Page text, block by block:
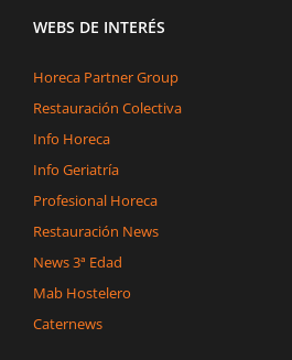
WEBS DE INTERÉS
Horeca Partner Group
Restauración Colectiva
Info Horeca
Info Geriatría
Profesional Horeca
Restauración News
News 3ª Edad
Mab Hostelero
Caternews